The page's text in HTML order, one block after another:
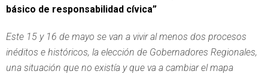
básico de responsabilidad cívica”
Este 15 y 16 de mayo se van a vivir al menos dos procesos
inéditos e históricos, la elección de Gobernadores Regionales,
una situación que no existía y que va a cambiar el mapa